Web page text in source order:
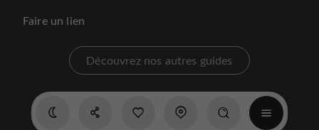
Faire un lien
Découvrez nos autres guides